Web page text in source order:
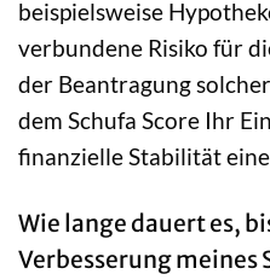
beispielsweise
verbundene Risiko für
der Beantragung
dem Schufa Score Ihr
finanzielle Stabilität
Wie lange dauert es,
Verbesserung meines